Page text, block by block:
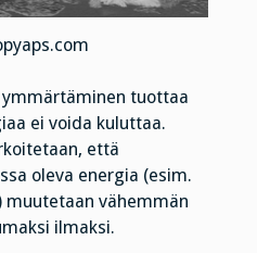
ymmärtäminen tuottaa
ei voida kuluttaa.
että
oleva energia (esim.
muutetaan vähemmän
ilmaksi.